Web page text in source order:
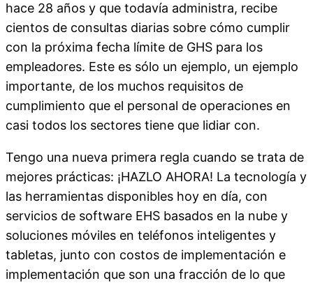
hace 28 años y que todavía administra, recibe
cientos de consultas diarias sobre cómo cumplir
con la próxima fecha límite de GHS para los
empleadores. Este es sólo un ejemplo, un ejemplo
importante, de los muchos requisitos de
cumplimiento que el personal de operaciones en
casi todos los sectores tiene que lidiar con.
Tengo una nueva primera regla cuando se trata de
mejores prácticas: ¡HAZLO AHORA! La tecnología y
las herramientas disponibles hoy en día, con
servicios de software EHS basados en la nube y
soluciones móviles en teléfonos inteligentes y
tabletas, junto con costos de implementación e
implementación que son una fracción de lo que